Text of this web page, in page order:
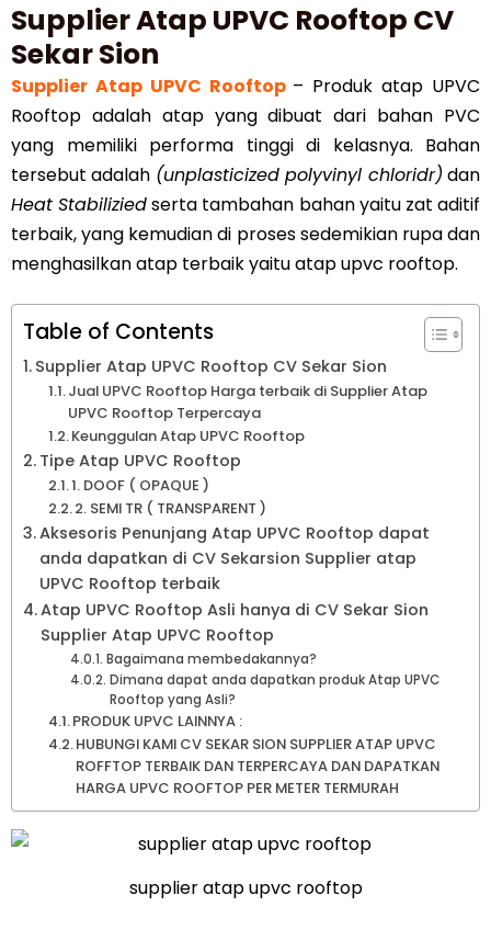
Supplier Atap UPVC Rooftop CV
Sekar Sion
Supplier Atap UPVC Rooftop – Produk atap UPVC
Rooftop adalah atap yang dibuat dari bahan PVC
yang memiliki performa tinggi di kelasnya. Bahan
tersebut adalah (unplasticized polyvinyl chloridr) dan
Heat Stabiliziedserta tambahan bahan yaitu zat aditif
terbaik, yang kemudian di proses sedemikian rupa dan
menghasilkan atap terbaik yaitu atap upvc rooftop.
Table of Contents
Supplier Atap UPVC Rooftop CV Sekar Sion
Jual UPVC Rooftop Harga terbaik di Supplier Atap
UPVC Rooftop Terpercaya
Keunggulan Atap UPVC Rooftop
Tipe Atap UPVC Rooftop
1. DOOF ( OPAQUE )
2. SEMI TR ( TRANSPARENT )
Aksesoris Penunjang Atap UPVC Rooftop dapat
anda dapatkan di CV Sekarsion Supplier atap
UPVC Rooftop terbaik
Atap UPVC Rooftop Asli hanya di CV Sekar Sion
Supplier Atap UPVC Rooftop
Bagaimana membedakannya?
Dimana dapat anda dapatkan produk Atap UPVC
Rooftop yang Asli?
PRODUK UPVC LAINNYA :
HUBUNGI KAMI CV SEKAR SION SUPPLIER ATAP UPVC
ROFFTOP TERBAIK DAN TERPERCAYA DAN DAPATKAN
HARGA UPVC ROOFTOP PER METER TERMURAH
supplier atap upvc rooftop